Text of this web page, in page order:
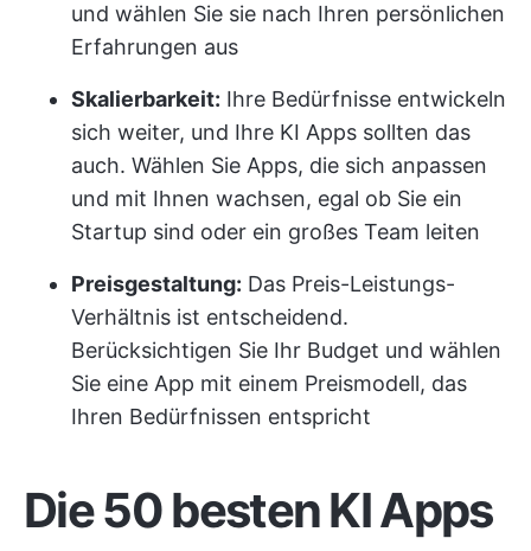
und wählen Sie sie nach Ihren persönlichen
Erfahrungen aus
Skalierbarkeit: Ihre Bedürfnisse entwickeln
sich weiter, und Ihre KI Apps sollten das
auch. Wählen Sie Apps, die sich anpassen
und mit Ihnen wachsen, egal ob Sie ein
Startup sind oder ein großes Team leiten
Preisgestaltung: Das Preis-Leistungs-
Verhältnis ist entscheidend.
Berücksichtigen Sie Ihr Budget und wählen
Sie eine App mit einem Preismodell, das
Ihren Bedürfnissen entspricht
Die 50 besten KI Apps